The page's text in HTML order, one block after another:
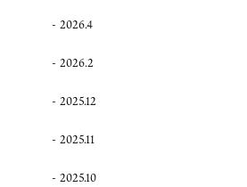
2026.4
2026.2
2025.12
2025.11
2025.10